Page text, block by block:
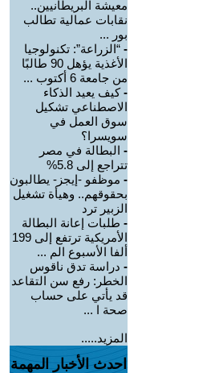
معيشة البريطانيين..
نقابات عمالية تطالب
بور ...
- “الزراعة”: تكنولوجيا
الأغذية يؤهل 90 طالبًا
من جامعة 6 أكتوب ...
-كيف يعيد الذكاء
الاصطناعي تشكيل
سوق العمل في
سويسرا؟
- البطالة في مصر
تتراجع إلى 5.8%
- موظفو -إيجز- يطالبون
بحقوقهم.. وهيأة تشغيل
الزبير ترد
- طلبات إعانة البطالة
الأمريكية ترتفع إلى 199
ألفا الأسبوع الم ...
- دراسة تدق ناقوس
الخطر: رفع سن التقاعد
قد يأتي على حساب
صحة ا ...
المزيد.....
احدث الأخبار المهمة